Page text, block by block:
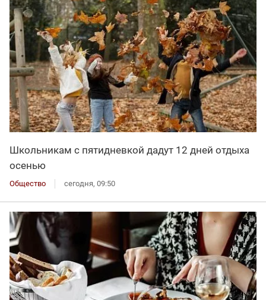
Школьникам с пятидневкой дадут 12 дней отдыха
осенью
Общество сегодня, 09:50